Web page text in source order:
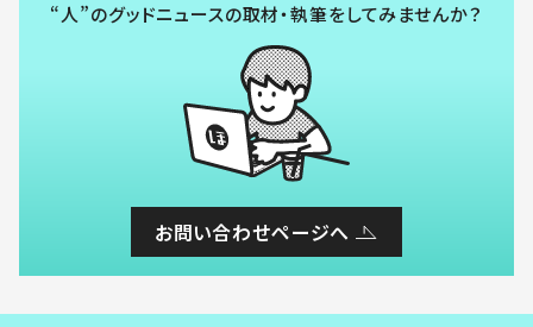
“人”のグッドニュースの取材・執筆をしてみませんか？
お問い合わせページへ